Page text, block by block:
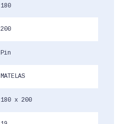
180
200
Pin
MATELAS
180 x 200